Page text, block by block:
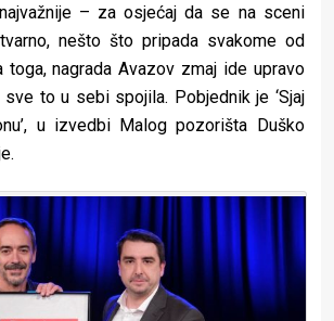
– za osjećaj da se na sceni
nešto što pripada svakome od
toga, nagrada Avazov zmaj ide upravo
to u sebi spojila. Pobjednik je ‘Sjaj
u izvedbi Malog pozorišta Duško